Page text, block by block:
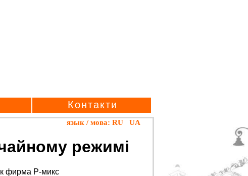
Контакти
язык / мова: RU UA
режимі